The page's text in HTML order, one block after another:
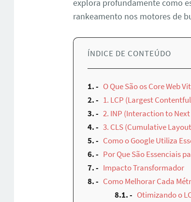
explora profundamente como
rankeamento nos motores de
ÍNDICE DE CONTEÚDO
1.
O Que São os Core Web
2.
1. LCP (Largest
3.
2. INP (Interaction to
4.
3. CLS (Cumulative
5.
Como o Google Utiliza
6.
Por Que São Essenciais
7.
Impacto Transformador
8.
Como Melhorar Cada
8.1.
Otimizando o